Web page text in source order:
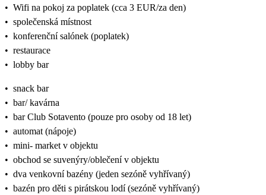
• Wifi na pokoj za poplatek (cca 3 EUR/za den)
• společenská místnost
• konferenční salónek (poplatek)
• restaurace
• lobby bar
• snack bar
• bar/ kavárna
• bar Club Sotavento (pouze pro osoby od 18 let)
• automat (nápoje)
• mini- market v objektu
• obchod se suvenýry/oblečení v objektu
• dva venkovní bazény (jeden sezóně vyhřívaný)
• bazén pro děti s pirátskou lodí (sezóně vyhřívaný)